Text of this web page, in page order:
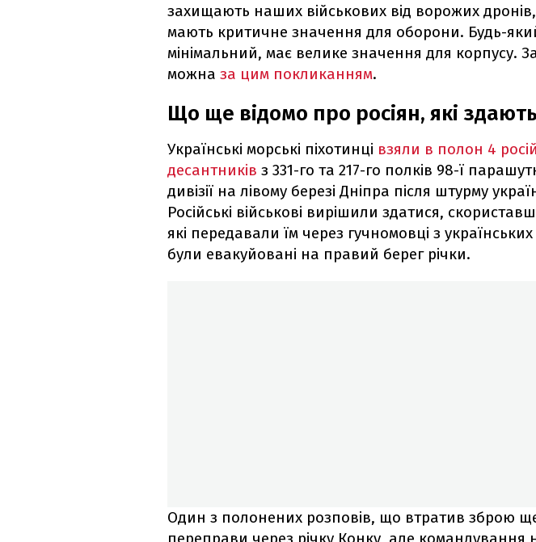
захищають наших військових від ворожих дронів,
мають критичне значення для оборони. Будь-
мінімальний, має велике значення для корпусу.
можна за цим покликанням.
Що ще відомо про росіян, які
Українські морські піхотинці взяли в полон 4
десантників з 331-го та 217-го полків 98-ї
дивізії на лівому березі Дніпра після штурму
Російські військові вирішили здатися,
які передавали їм через гучномовці з
були евакуйовані на правий берег річки.
Один з полонених розповів, що втратив зброю
переправи через річку Конку, але командування